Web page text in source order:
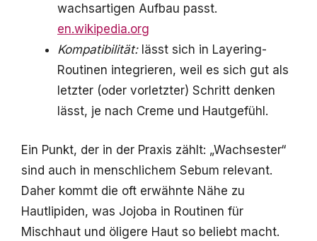
wachsartigen Aufbau passt.
en.wikipedia.org
Kompatibilität:lässt sich in Layering-
Routinen integrieren, weil es sich gut als
letzter (oder vorletzter) Schritt denken
lässt, je nach Creme und Hautgefühl.
Ein Punkt, der in der Praxis zählt: „Wachsester“
sind auch in menschlichem Sebum relevant.
Daher kommt die oft erwähnte Nähe zu
Hautlipiden, was Jojoba in Routinen für
Mischhaut und öligere Haut so beliebt macht.